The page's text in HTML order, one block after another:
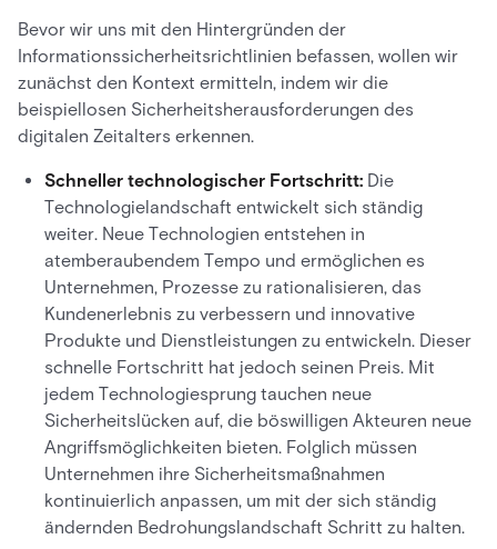
Bevor wir uns mit den Hintergründen der
Informationssicherheitsrichtlinien befassen, wollen wir
zunächst den Kontext ermitteln, indem wir die
beispiellosen Sicherheitsherausforderungen des
digitalen Zeitalters erkennen.
Schneller technologischer Fortschritt: Die
Technologielandschaft entwickelt sich ständig
weiter. Neue Technologien entstehen in
atemberaubendem Tempo und ermöglichen es
Unternehmen, Prozesse zu rationalisieren, das
Kundenerlebnis zu verbessern und innovative
Produkte und Dienstleistungen zu entwickeln. Dieser
schnelle Fortschritt hat jedoch seinen Preis. Mit
jedem Technologiesprung tauchen neue
Sicherheitslücken auf, die böswilligen Akteuren neue
Angriffsmöglichkeiten bieten. Folglich müssen
Unternehmen ihre Sicherheitsmaßnahmen
kontinuierlich anpassen, um mit der sich ständig
ändernden Bedrohungslandschaft Schritt zu halten.